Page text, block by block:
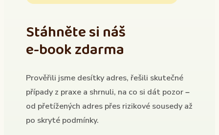
Stáhněte si náš
e-book zdarma
Prověřili jsme desítky adres, řešili skutečné
případy z praxe a shrnuli, na co si dát pozor –
od přetížených adres přes rizikové sousedy až
po skryté podmínky.